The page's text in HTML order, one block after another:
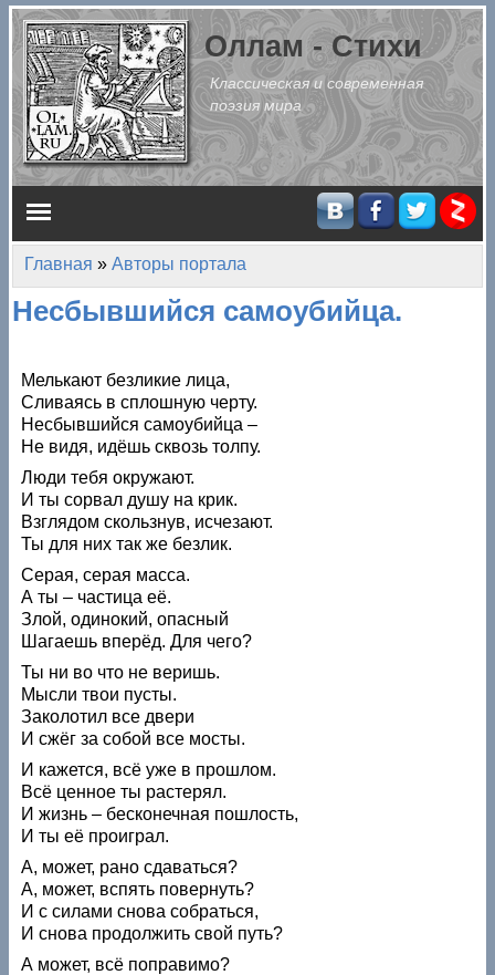
Перейти к основному содержанию
Оллам - Стихи
Классическая и современная
поэзия мира
Главное меню
Вы здесь
Главная » Авторы портала
Несбывшийся самоубийца.
Мелькают безликие лица,
Сливаясь в сплошную черту.
Несбывшийся самоубийца –
Не видя, идёшь сквозь толпу.
Люди тебя окружают.
И ты сорвал душу на крик.
Взглядом скользнув, исчезают.
Ты для них так же безлик.
Серая, серая масса.
А ты – частица её.
Злой, одинокий, опасный
Шагаешь вперёд. Для чего?
Ты ни во что не веришь.
Мысли твои пусты.
Заколотил все двери
И сжёг за собой все мосты.
И кажется, всё уже в прошлом.
Всё ценное ты растерял.
И жизнь – бесконечная пошлость,
И ты её проиграл.
А, может, рано сдаваться?
А, может, вспять повернуть?
И с силами снова собраться,
И снова продолжить свой путь?
А может, всё поправимо?